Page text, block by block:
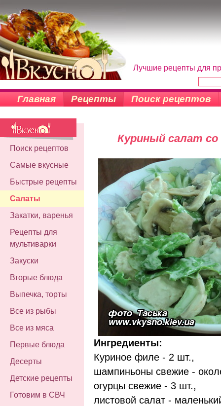
Лучшие рецепты для
Главная Рецепты Поиск рецептов
Поиск рецептов
Самые вкусные
Быстрые рецепты
Салаты
Закатки, варенья
Рецепты для
мультиварки
Закуски
Вторые блюда
Выпечка, торты
Все из рыбы
Все из мяса
Первые блюда
Десерты
Детские рецепты
Готовим в СВЧ
Куриный салат
Ингредиенты:
Куриное филе - 2 шт.,
шампиньоны свежие -
огурцы свежие - 3 шт.,
листовой салат -